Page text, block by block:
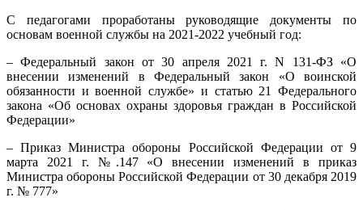
С педагогами проработаны руководящие документы по
основам военной службы на 2021-2022 учебный год:
– Федеральный закон от 30 апреля 2021 г. N 131-ФЗ «О
внесении изменений в Федеральный закон «О воинской
обязанности и военной службе» и статью 21 Федерального
закона «Об основах охраны здоровья граждан в Российской
Федерации»
– Приказ Министра обороны Российской Федерации от 9
марта 2021 г. №.147 «О внесении изменений в приказ
Министра обороны Российской Федерации от 30 декабря 2019
г. № 777»